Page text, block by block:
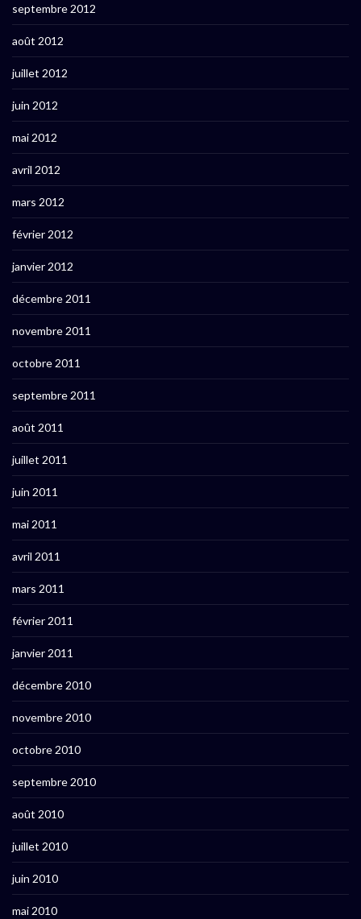
septembre 2012
août 2012
juillet 2012
juin 2012
mai 2012
avril 2012
mars 2012
février 2012
janvier 2012
décembre 2011
novembre 2011
octobre 2011
septembre 2011
août 2011
juillet 2011
juin 2011
mai 2011
avril 2011
mars 2011
février 2011
janvier 2011
décembre 2010
novembre 2010
octobre 2010
septembre 2010
août 2010
juillet 2010
juin 2010
mai 2010